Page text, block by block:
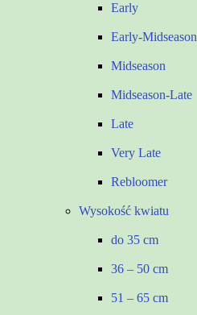
Early
Early-Midseason
Midseason
Midseason-Late
Late
Very Late
Rebloomer
Wysokość kwiatu
do 35 cm
36 – 50 cm
51 – 65 cm